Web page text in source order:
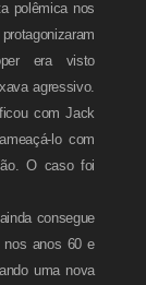
polêmica nos
era visto
agressivo.
com Jack
lo com
O caso foi
consegue
nos anos 60 e
uma nova